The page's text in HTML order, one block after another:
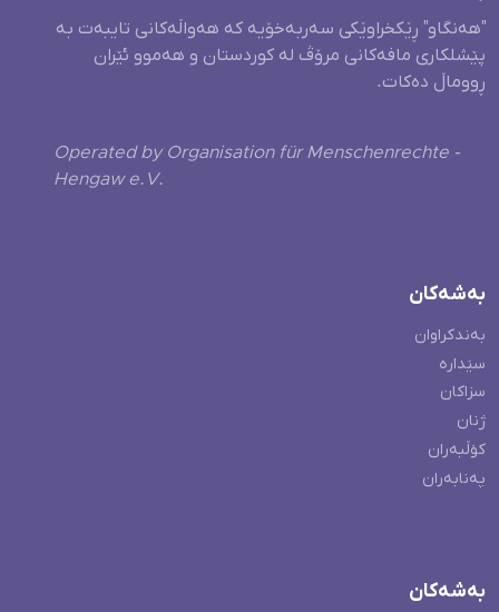
"هەنگاو" ڕێکخراوێکی سەربەخۆیە کە هەواڵەکانی تایبەت بە
پێشلکاری مافەکانی مرۆڤ لە کوردستان و هەموو ئێران
ڕووماڵ دەکات.
Operated by Organisation für Menschenrechte -
Hengaw e.V.
بەشەکان
بەندکراوان
سێدارە
سزاکان
ژنان
کۆڵبەران
پەنابەران
بەشەکان